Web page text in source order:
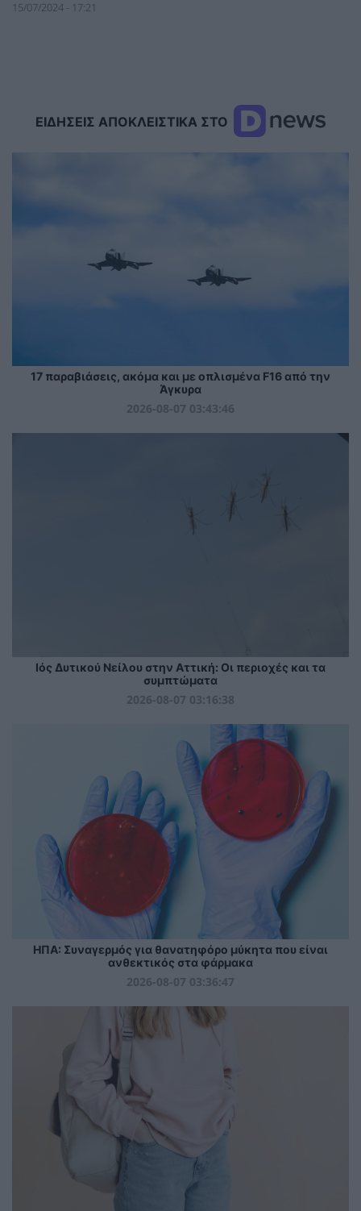
15/07/2024 - 17:21
ΕΙΔΗΣΕΙΣ ΑΠΟΚΛΕΙΣΤΙΚΑ ΣΤΟ
17 παραβιάσεις, ακόμα και με οπλισμένα F16 από την
Άγκυρα
2026-08-07 03:43:46
Ιός Δυτικού Νείλου στην Αττική: Οι περιοχές και τα
συμπτώματα
2026-08-07 03:16:38
ΗΠΑ: Συναγερμός για θανατηφόρο μύκητα που είναι
ανθεκτικός στα φάρμακα
2026-08-07 03:36:47